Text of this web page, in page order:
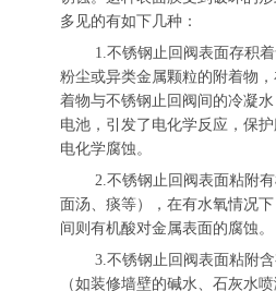
多见的有如下几种：
1.不锈钢止回阀表面存积
粉尘或异类金属颗粒的附着物
着物与不锈钢止回阀间的冷凝
电池，引发了电化学反应，保
电化学腐蚀。
2.不锈钢止回阀表面粘附
面汤、痰等），在有水氧情况
间则有机酸对金属表面的腐蚀。
3.不锈钢止回阀表面粘附
（如装修墙壁的碱水、石灰水